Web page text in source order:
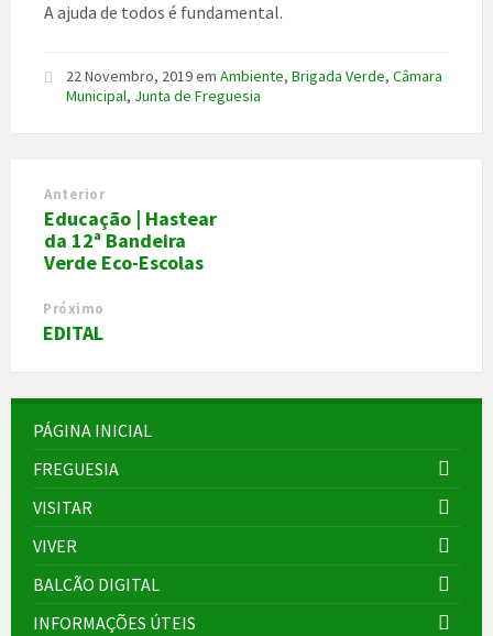
A ajuda de todos é fundamental.
22 Novembro, 2019em Ambiente, Brigada Verde, Câmara
Municipal, Junta de Freguesia
Anterior
Educação | Hastear
da 12ª Bandeira
Verde Eco-Escolas
Próximo
EDITAL
PÁGINA INICIAL
FREGUESIA
VISITAR
VIVER
BALCÃO DIGITAL
INFORMAÇÕES ÚTEIS